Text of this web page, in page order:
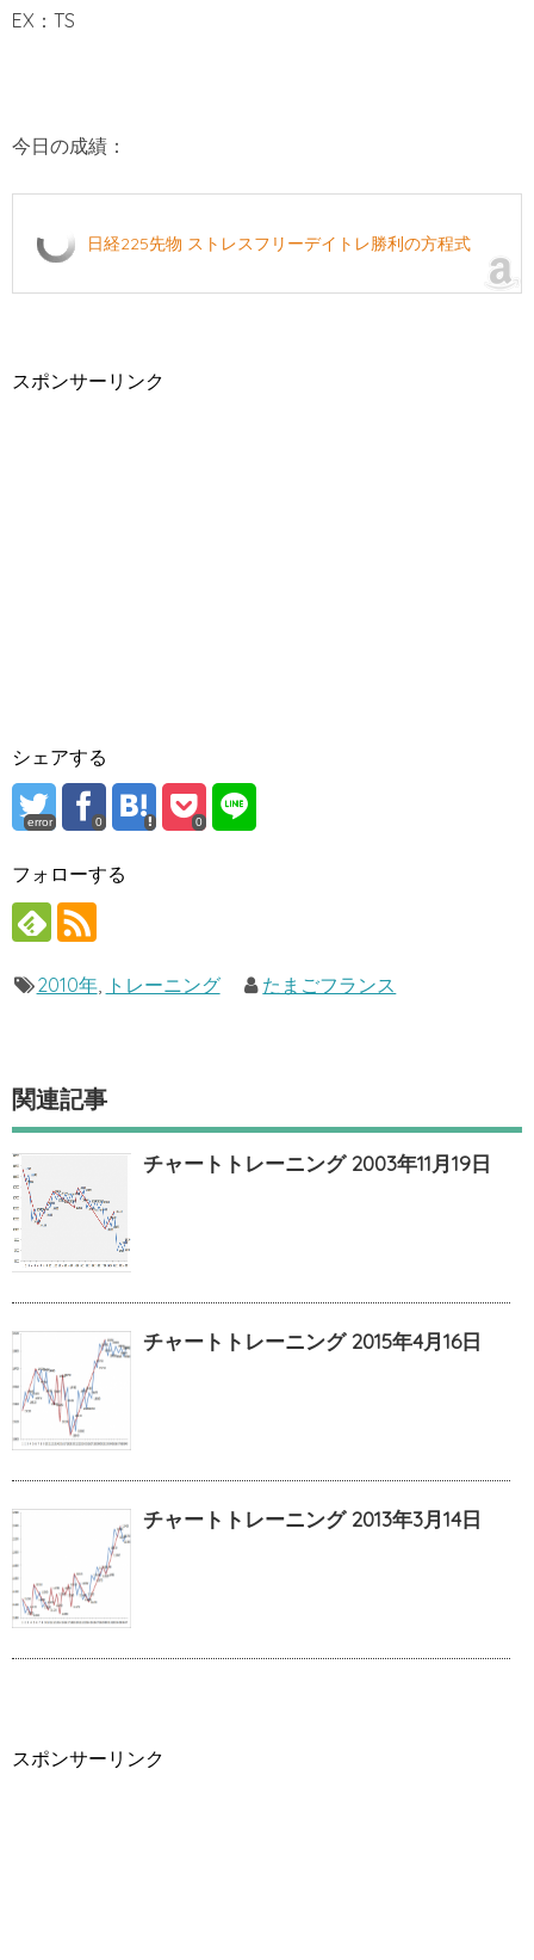
EX：TS
今日の成績：
日経225先物 ストレスフリーデイトレ勝利の方程式
スポンサーリンク
シェアする
error 0 0
フォローする
2010年, トレーニング たまごフランス
関連記事
チャートトレーニング 2003年11月19日
チャートトレーニング 2015年4月16日
チャートトレーニング 2013年3月14日
スポンサーリンク